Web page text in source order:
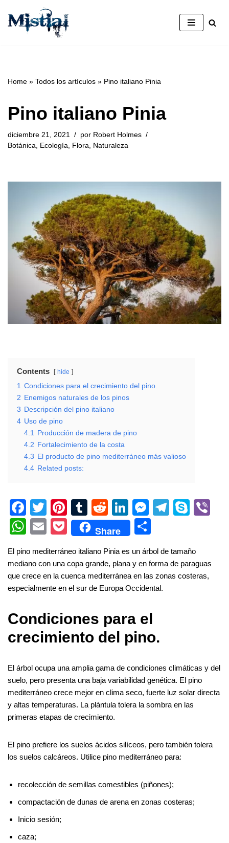
Saltar
Home » Todos los artículos » Pino italiano Pinia
Pino italiano Pinia
diciembre 21, 2021 por Robert Holmes
Botánica, Ecología, Flora, Naturaleza
Contents hide
1 Condiciones para el crecimiento del pino.
2 Enemigos naturales de los pinos
3 Descripción del pino italiano
4 Uso de pino
4.1 Producción de madera de pino
4.2 Fortalecimiento de la costa
4.3 El producto de pino mediterráneo más valioso
4.4 Related posts:
F
a
c
e
b
o
k
T
wi
tt
er
Pi
nt
er
e
st
T
u
m
bl
r
R
e
d
di
t
Li
n
k
e
dI
n
M
e
ss
e
n
g
T
gr
a
S
e
W
at
s
A
p
E
ail
P
ck
et
Share
ar
e
El pino mediterráneo italiano Pinia es un árbol de tamaño
mediano con una copa grande, plana y en forma de paraguas
que crece en la cuenca mediterránea en las zonas costeras,
especialmente en el sur de Europa Occidental.
Condiciones para el
crecimiento del pino.
El árbol ocupa una amplia gama de condiciones climáticas y del
suelo, pero presenta una baja variabilidad genética. El pino
mediterráneo crece mejor en clima seco, fuerte luz solar directa
y altas temperaturas. La plántula tolera la sombra en las
primeras etapas de crecimiento.
El pino prefiere los suelos ácidos silíceos, pero también tolera
los suelos calcáreos. Utilice pino mediterráneo para:
recolección de semillas comestibles (piñones);
compactación de dunas de arena en zonas costeras;
Inicio sesión;
caza;